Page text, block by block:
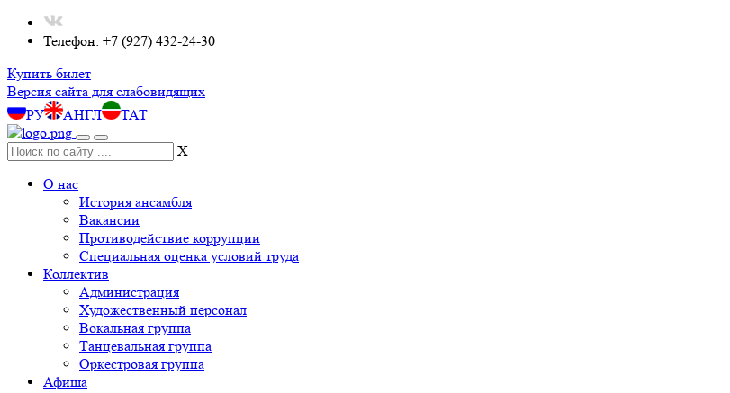
Телефон: +7 (927) 432-24-30
Купить билет
Версия сайта для слабовидящих
РУ
АНГЛ ТАТ
X
О нас
История ансамбля
Вакансии
Противодействие коррупции
Специальная оценка условий труда
Коллектив
Администрация
Художественный персонал
Вокальная группа
Танцевальная группа
Оркестровая группа
Афиша